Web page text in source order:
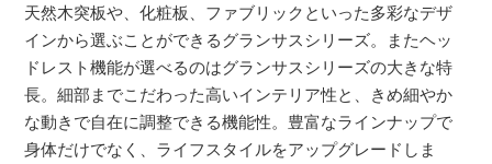
天然木突板や、化粧板、ファブリックといった多彩なデザ
インから選ぶことができるグランサスシリーズ。またヘッ
ドレスト機能が選べるのはグランサスシリーズの大きな特
長。細部までこだわった高いインテリア性と、きめ細やか
な動きで自在に調整できる機能性。豊富なラインナップで
身体だけでなく、ライフスタイルをアップグレードしま